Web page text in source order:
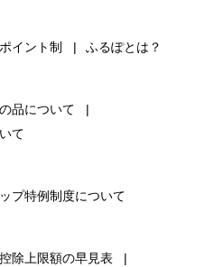
イント制 ふるぽとは？
品について
て
プ特例制度について
控除上限額の早見表